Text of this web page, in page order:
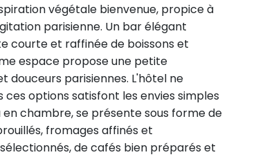
végétale bienvenue, propice à
parisienne. Un bar élégant
courte et raffinée de boissons et
espace propose une petite
douceurs parisiennes. L'hôtel ne
options satisfont les envies simples
chambre, se présente sous forme de
fromages affinés et
de cafés bien préparés et